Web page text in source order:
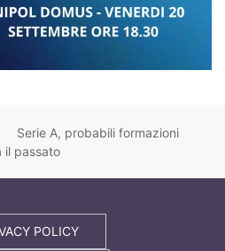
Serie A, probabili formazioni
il passato
POLICY